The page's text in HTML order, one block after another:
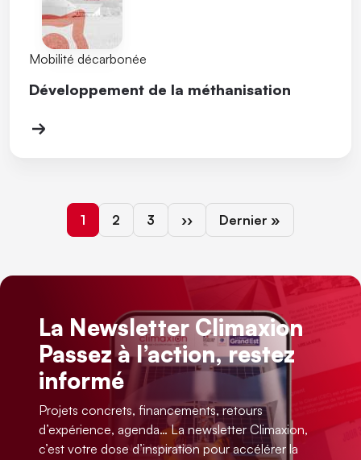
Mobilité décarbonée
Développement de la méthanisation
Page courante
1 Page
2 Page
3 Page suivante
›› Dernière page
Dernier »
La Newsletter Climaxion
Passez à l’action, restez
informé
Projets concrets, financements, retours
d’expérience, agenda… La newsletter Climaxion,
c’est votre dose d’inspiration pour accélérer la